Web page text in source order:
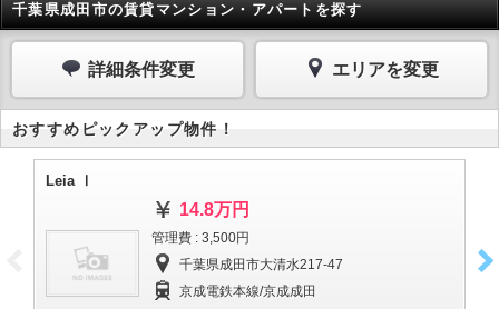
千葉県成田市の賃貸マンション・アパートを探す
詳細条件変更 エリアを変更
おすすめピックアップ物件！
Leia Ⅰ
14.8万円
管理費 : 3,500円
千葉県成田市大清水217-47
京成電鉄本線/京成成田